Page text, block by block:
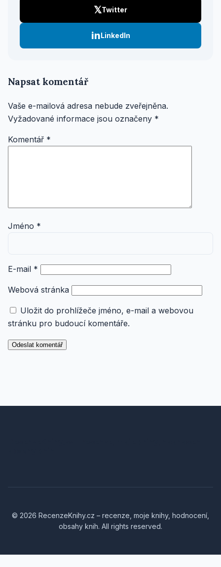
𝕏Twitter
inLinkedIn
Napsat komentář
Vaše e-mailová adresa nebude zveřejněna.
Vyžadované informace jsou označeny *
Komentář *
Jméno *
E-mail *
Webová stránka
Uložit do prohlížeče jméno, e-mail a webovou
stránku pro budoucí komentáře.
© 2026 RecenzeKnihy.cz – recenze, moje knihy, hodnocení,
obsahy knih. All rights reserved.